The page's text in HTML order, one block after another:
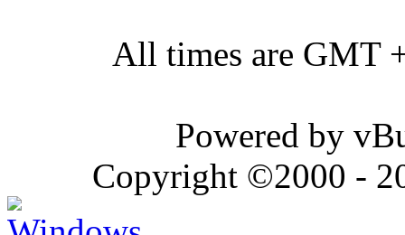
All times are GMT
Powered by
Copyright ©2000 -